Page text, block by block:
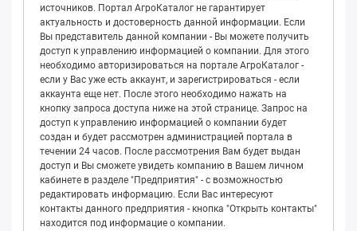
источников. Портал АгроКаталог не гарантирует
актуальность и достоверность данной информации. Если
Вы представитель данной компании - Вы можете получить
доступ к управлению информацией о компании. Для этого
необходимо авторизироваться на портале АгроКаталог -
если у Вас уже есть аккаунт, и зарегистрироваться - если
аккаунта еще нет. После этого необходимо нажать на
кнопку запроса доступа ниже на этой странице. Запрос на
доступ к управлению информацией о компании будет
создан и будет рассмотрен администрацией портала в
течении 24 часов. После рассмотрения Вам будет выдан
доступ и Вы сможете увидеть компанию в Вашем личном
кабинете в разделе "Предприятия" - с возможностью
редактировать информацию. Если Вас интересуют
контакты данного предприятия - кнопка "Открыть контакты"
находится под информацие о компании.